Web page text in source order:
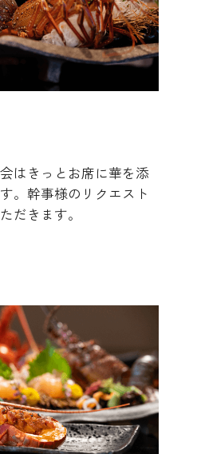
はきっとお席に華を添
。幹事様のリクエスト
だきます。